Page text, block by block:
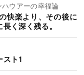
ウアーの幸福論
快楽より、その後に
く深く残る。
スト1